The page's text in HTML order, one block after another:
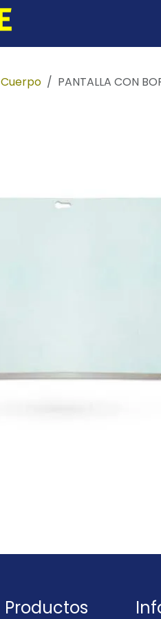
Cuerpo PANTALLA CON
Productos